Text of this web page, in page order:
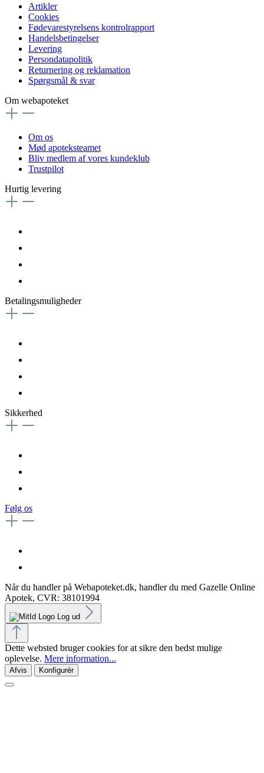
Artikler
Cookies
Fødevarestyrelsens kontrolrapport
Handelsbetingelser
Levering
Persondatapolitik
Returnering og reklamation
Spørgsmål & svar
Om webapoteket
Om os
Mød apoteksteamet
Bliv medlem af vores kundeklub
Trustpilot
Hurtig levering
Betalingsmuligheder
Sikkerhed
Følg os
Når du handler på Webapoteket.dk, handler du med Gazelle Online
Apotek, CVR: 38101994
Log ud
Dette websted bruger cookies for at sikre den bedst mulige
oplevelse. Mere information...
Afvis Konfigurér